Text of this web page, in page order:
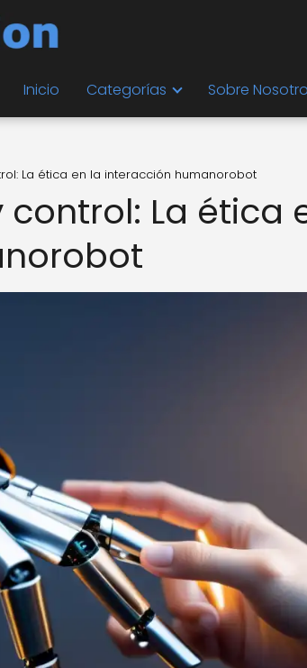
Inicio Categorías Sobre
La ética en la interacción humanorobot
La ética